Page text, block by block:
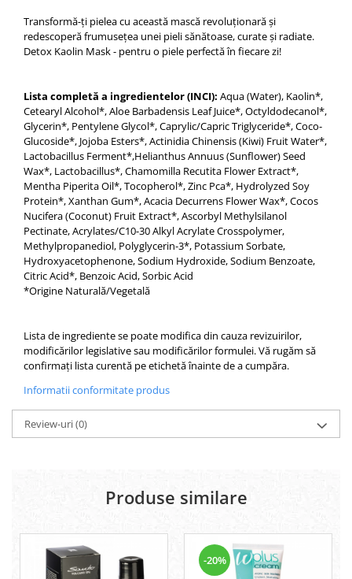
Transformă-ți pielea cu această mască revoluționară și
redescoperă frumusețea unei pieli sănătoase, curate și radiate.
Detox Kaolin Mask - pentru o piele perfectă în fiecare zi!
Lista completă a ingredientelor (INCI): Aqua (Water), Kaolin*,
Cetearyl Alcohol*, Aloe Barbadensis Leaf Juice*, Octyldodecanol*,
Glycerin*, Pentylene Glycol*, Caprylic/Capric Triglyceride*, Coco-
Glucoside*, Jojoba Esters*, Actinidia Chinensis (Kiwi) Fruit Water*,
Lactobacillus Ferment*,Helianthus Annuus (Sunflower) Seed
Wax*, Lactobacillus*, Chamomilla Recutita Flower Extract*,
Mentha Piperita Oil*, Tocopherol*, Zinc Pca*, Hydrolyzed Soy
Protein*, Xanthan Gum*, Acacia Decurrens Flower Wax*, Cocos
Nucifera (Coconut) Fruit Extract*, Ascorbyl Methylsilanol
Pectinate, Acrylates/C10-30 Alkyl Acrylate Crosspolymer,
Methylpropanediol, Polyglycerin-3*, Potassium Sorbate,
Hydroxyacetophenone, Sodium Hydroxide, Sodium Benzoate,
Citric Acid*, Benzoic Acid, Sorbic Acid
*Origine Naturală/Vegetală
Lista de ingrediente se poate modifica din cauza revizuirilor,
modificărilor legislative sau modificărilor formulei. Vă rugăm să
confirmați lista curentă pe etichetă înainte de a cumpăra.
Informatii conformitate produs
Review-uri(0)
Produse similare
-20%